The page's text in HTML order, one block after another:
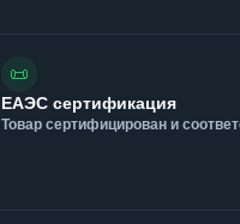
📜
ЕАЭС сертификация
Товар сертифицирован и